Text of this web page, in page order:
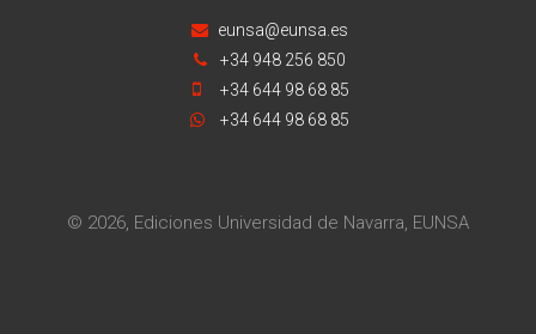
eunsa@eunsa.es
+34 948 256 850
+34 644 98 68 85
+34 644 98 68 85
© 2026, Ediciones Universidad de Navarra, EUNSA